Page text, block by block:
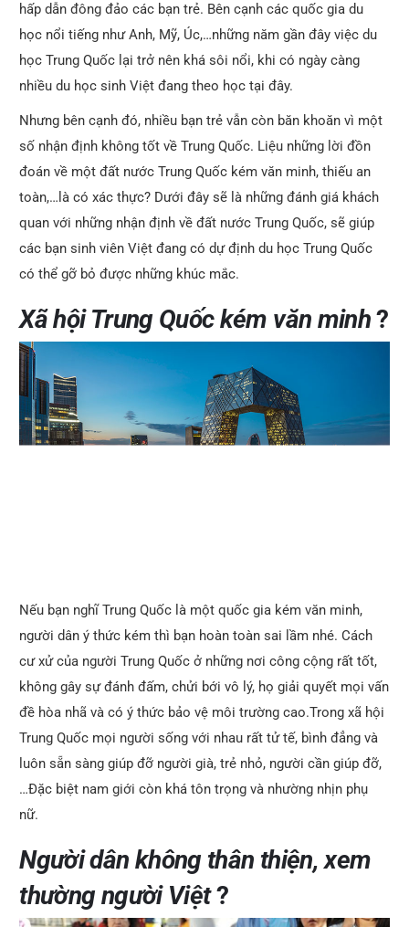
hấp dẫn đông đảo các bạn trẻ. Bên cạnh các quốc gia du
học nổi tiếng như Anh, Mỹ, Úc,…những năm gần đây việc du
học Trung Quốc lại trở nên khá sôi nổi, khi có ngày càng
nhiều du học sinh Việt đang theo học tại đây.
Nhưng bên cạnh đó, nhiều bạn trẻ vẫn còn băn khoăn vì một
số nhận định không tốt về Trung Quốc. Liệu những lời đồn
đoán về một đất nước Trung Quốc kém văn minh, thiếu an
toàn,…là có xác thực? Dưới đây sẽ là những đánh giá khách
quan với những nhận định về đất nước Trung Quốc, sẽ giúp
các bạn sinh viên Việt đang có dự định du học Trung Quốc
có thể gỡ bỏ được những khúc mắc.
Xã hội Trung Quốc kém văn minh?
Nếu bạn nghĩ Trung Quốc là một quốc gia kém văn minh,
người dân ý thức kém thì bạn hoàn toàn sai lầm nhé. Cách
cư xử của người Trung Quốc ở những nơi công cộng rất tốt,
không gây sự đánh đấm, chửi bới vô lý, họ giải quyết mọi vấn
đề hòa nhã và có ý thức bảo vệ môi trường cao.Trong xã hội
Trung Quốc mọi người sống với nhau rất tử tế, bình đẳng và
luôn sẵn sàng giúp đỡ người già, trẻ nhỏ, người cần giúp đỡ,
…Đặc biệt nam giới còn khá tôn trọng và nhường nhịn phụ
nữ.
Người dân không thân thiện, xem
thường người Việt?